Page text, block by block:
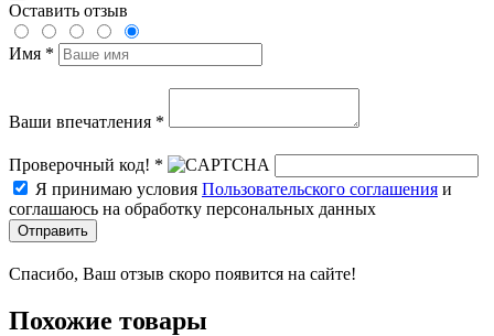
Оставить отзыв
Имя *
Ваши впечатления *
Проверочный код! *
Я принимаю условия Пользовательского соглашения и
соглашаюсь на обработку персональных данных
Отправить
Спасибо, Ваш отзыв скоро появится на сайте!
Похожие товары